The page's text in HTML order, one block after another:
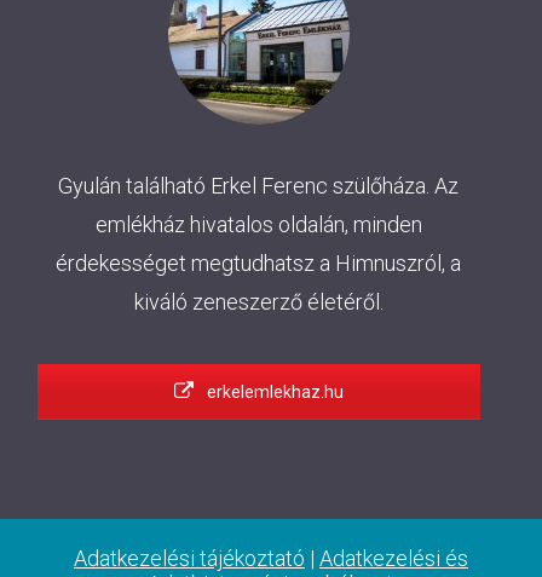
Gyulán található Erkel Ferenc szülőháza. Az
emlékház hivatalos oldalán, minden
érdekességet megtudhatsz a Himnuszról, a
kiváló zeneszerző életéről.
erkelemlekhaz.hu
Adatkezelési tájékoztató | Adatkezelési és